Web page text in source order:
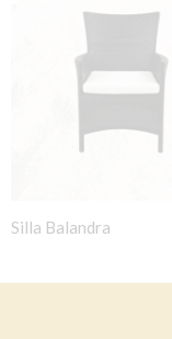
Silla Balandra